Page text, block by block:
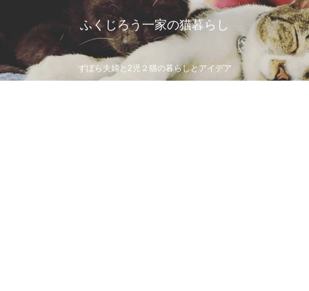
ふくじろう一家の猫暮らし
ずぼら夫婦と2児２猫の暮らしとアイデア